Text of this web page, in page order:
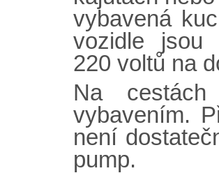
vybavená
vozidle jsou
220 voltů na
Na
vybavením.
není
pump.